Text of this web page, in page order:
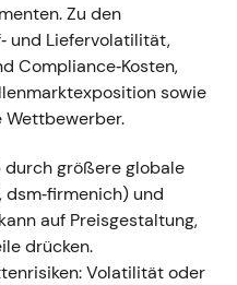
ab, um das
zu stärken[4].
wurde als kleiner,
gewertet, der das
sie unterstrich die
während der Markt
der
blieb intakt.
Zu den
und Liefervolatilität,
Compliance‑Kosten,
sowie
größere globale
dsm‑firmenich) und
auf Preisgestaltung,
drücken.
Volatilität oder